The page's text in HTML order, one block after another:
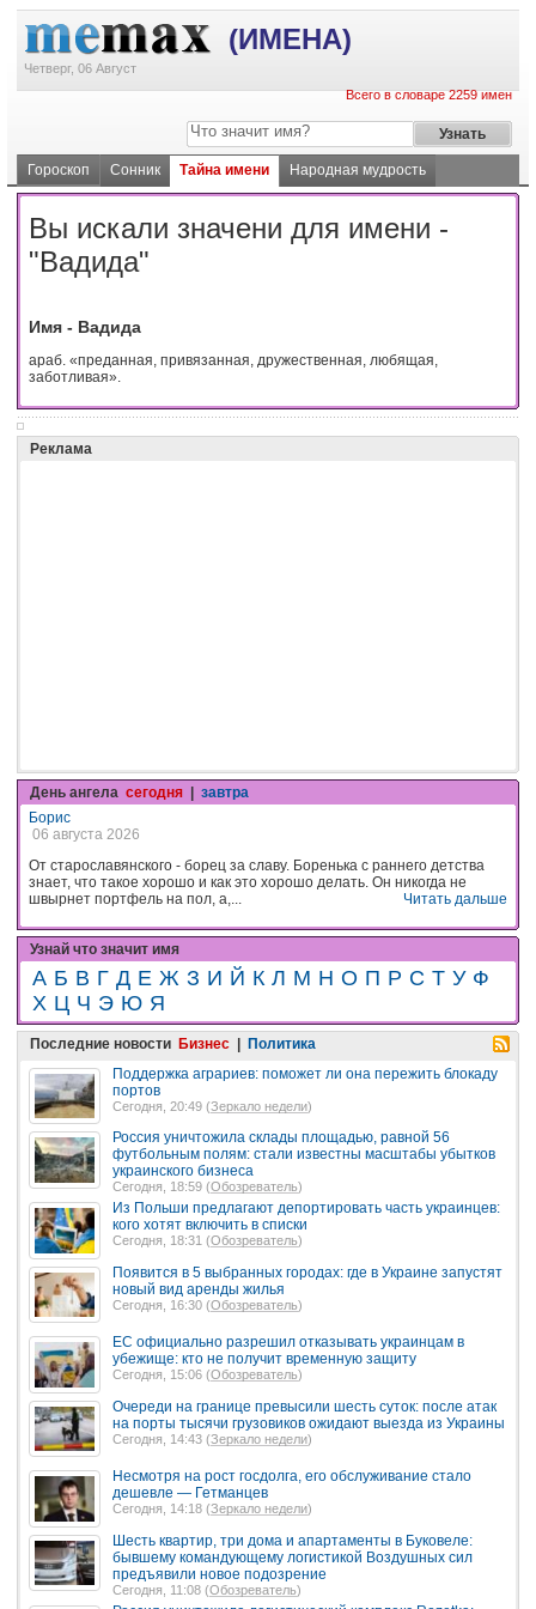
(ИМЕНА)
Четверг, 06 Август
Всего в словаре 2259 имен
Гороскоп Сонник Тайна имени Народная мудрость
Вы искали значени для имени -
"Вадида"
Имя - Вадида
араб. «преданная, привязанная, дружественная, любящая,
заботливая».
Реклама
День ангела сегодня | завтра
Борис
06 августа 2026
От старославянского - борец за славу. Боренька с раннего детства
знает, что такое хорошо и как это хорошо делать. Он никогда не
швырнет портфель на пол, а,...
Читать дальше
Узнай что значит имя
А Б В Г Д Е Ж З И Й К Л М Н О П Р С Т У Ф
Х Ц Ч Э Ю Я
Последние новости Бизнес | Политика
Поддержка аграриев: поможет ли она пережить блокаду
портов
Сегодня, 20:49 (Зеркало недели)
Россия уничтожила склады площадью, равной 56
футбольным полям: стали известны масштабы убытков
украинского бизнеса
Сегодня, 18:59 (Обозреватель)
Из Польши предлагают депортировать часть украинцев:
кого хотят включить в списки
Сегодня, 18:31 (Обозреватель)
Появится в 5 выбранных городах: где в Украине запустят
новый вид аренды жилья
Сегодня, 16:30 (Обозреватель)
ЕС официально разрешил отказывать украинцам в
убежище: кто не получит временную защиту
Сегодня, 15:06 (Обозреватель)
Очереди на границе превысили шесть суток: после атак
на порты тысячи грузовиков ожидают выезда из Украины
Сегодня, 14:43 (Зеркало недели)
Несмотря на рост госдолга, его обслуживание стало
дешевле — Гетманцев
Сегодня, 14:18 (Зеркало недели)
Шесть квартир, три дома и апартаменты в Буковеле:
бывшему командующему логистикой Воздушных сил
предъявили новое подозрение
Сегодня, 11:08 (Обозреватель)